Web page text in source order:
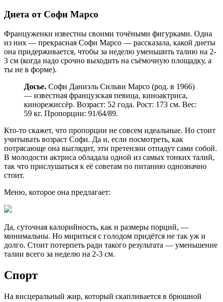
Диета от Софи Марсо
Француженки известны своими точёными фигурками. Одна
из них — прекрасная Софи Марсо — рассказала, какой диеты
она придерживается, чтобы за неделю уменьшить талию на 2-
3 см (когда надо срочно выходить на съёмочную площадку, а
ты не в форме).
Досье. Софи Даниэль Сильви Марсо (род. в 1966)
— известная французская певица, киноактриса,
кинорежиссёр. Возраст: 52 года. Рост: 173 см. Вес:
59 кг. Пропорции: 91/64/89.
Кто-то скажет, что пропорции не совсем идеальные. Но стоит
учитывать возраст Софи. Да и, если посмотреть, как
потрясающе она выглядит, эти претензии отпадут сами собой.
В молодости актриса обладала одной из самых тонких талий,
так что прислушаться к её советам по питанию однозначно
стоит.
Меню, которое она предлагает:
Да, суточная калорийность, как и размеры порций, —
минимальны. Но мириться с голодом придётся не так уж и
долго. Стоит потерпеть ради такого результата — уменьшение
талии всего за неделю на 2-3 см.
Спорт
На висцеральный жир, который скапливается в брюшной